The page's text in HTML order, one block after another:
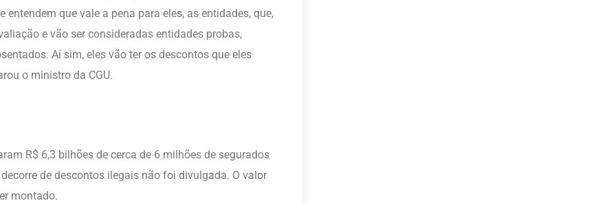
que vale a pena para eles, as entidades, que,
e vão ser consideradas entidades probas,
Aí sim, eles vão ter os descontos que eles
o ministro da CGU.
R$ 6,3 bilhões de cerca de 6 milhões de segurados
de descontos ilegais não foi divulgada. O valor
montado.